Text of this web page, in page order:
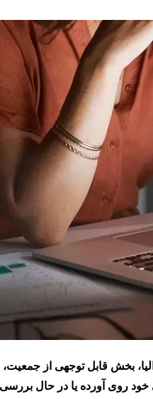
بخش قابل توجهی از
خود روی آورده یا در حال